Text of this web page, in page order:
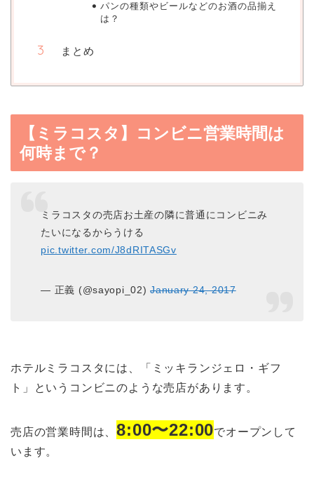
パンの種類やビールなどのお酒の品揃え
は？
まとめ
【ミラコスタ】コンビニ営業時間は
何時まで？
ミラコスタの売店お土産の隣に普通にコンビニみ
たいになるからうける
pic.twitter.com/J8dRITASGv
— 正義 (@sayopi_02)January 24, 2017
ホテルミラコスタには、「ミッキランジェロ・ギフ
ト」というコンビニのような売店があります。
売店の営業時間は、8:00〜22:00でオープンして
います。